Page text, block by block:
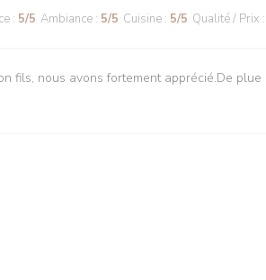
: 5/5 Ambiance : 5/5 Cuisine : 5/5 Qualité / Prix :
fils, nous avons fortement apprécié.De plue